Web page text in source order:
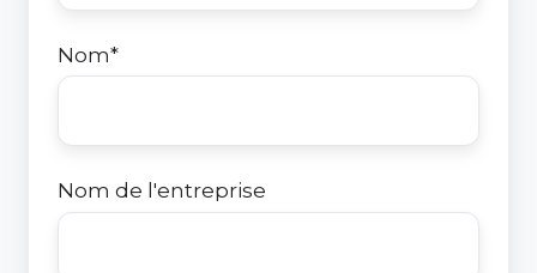
Nom*
Nom de l'entreprise